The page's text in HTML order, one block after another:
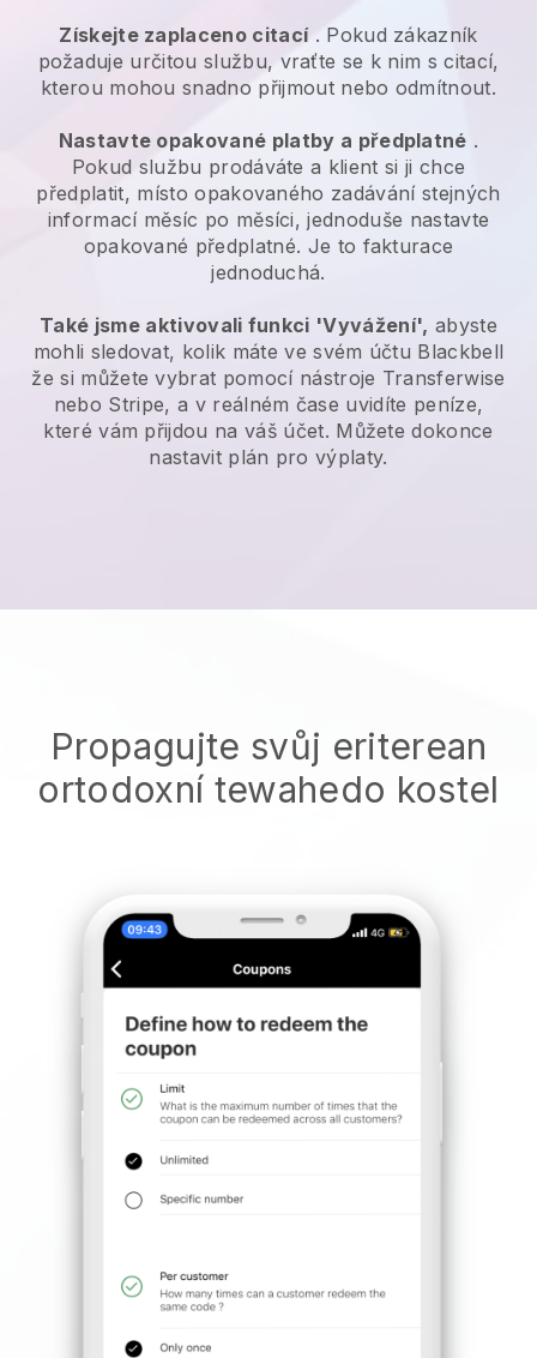
Získejte zaplaceno citací. Pokud zákazník
požaduje určitou službu, vraťte se k nim s citací,
kterou mohou snadno přijmout nebo odmítnout.
Nastavte opakované platby a předplatné .
Pokud službu prodáváte a klient si ji chce
předplatit, místo opakovaného zadávání stejných
informací měsíc po měsíci, jednoduše nastavte
opakované předplatné. Je to fakturace
jednoduchá.
Také jsme aktivovali funkci 'Vyvážení', abyste
mohli sledovat, kolik máte ve svém účtu Blackbell
že si můžete vybrat pomocí nástroje Transferwise
nebo Stripe, a v reálném čase uvidíte peníze,
které vám přijdou na váš účet. Můžete dokonce
nastavit plán pro výplaty.
Propagujte svůj eriterean
ortodoxní tewahedo kostel